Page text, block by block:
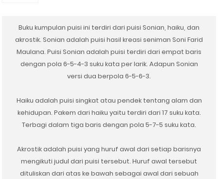
Buku kumpulan puisi ini terdiri dari puisi Sonian, haiku, dan
akrostik. Sonian adalah puisi hasil kreasi seniman Soni Farid
Maulana. Puisi Sonian adalah puisi terdiri dari empat baris
dengan pola 6-5-4-3 suku kata per larik. Adapun Sonian
versi dua berpola 6-5-6-3.
Haiku adalah puisi singkat atau pendek tentang alam dan
kehidupan. Pakem dari haiku yaitu terdiri dari 17 suku kata.
Terbagi dalam tiga baris dengan pola 5-7-5 suku kata.
Akrostik adalah puisi yang huruf awal dari setiap barisnya
mengikuti judul dari puisi tersebut. Huruf awal tersebut
dituliskan dari atas ke bawah sebagai awal dari sebuah